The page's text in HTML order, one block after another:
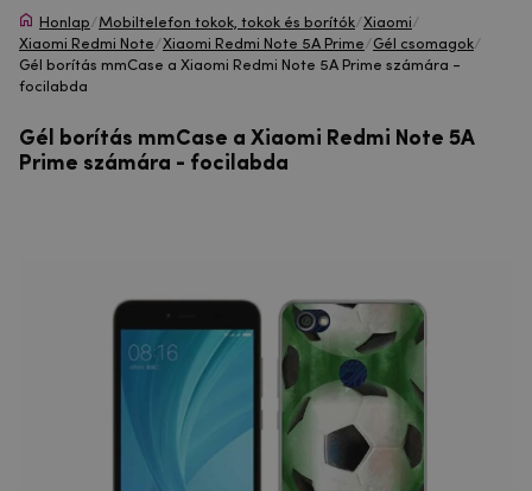
Honlap/Mobiltelefon tokok, tokok és borítók/Xiaomi/
Xiaomi Redmi Note/Xiaomi Redmi Note 5A Prime/Gél csomagok/
Gél borítás mmCase a Xiaomi Redmi Note 5A Prime számára -
focilabda
Gél borítás mmCase a Xiaomi Redmi Note 5A
Prime számára - focilabda